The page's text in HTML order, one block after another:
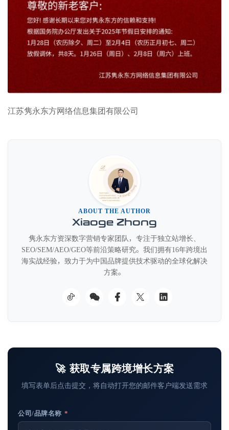
江苏隽永东方网络信息集团有限公司
ABOUT THE AUTHOR
Xiaoge Zhong
隽永东方资深数字营销专家团队，专注于独立站增长、
SEO/SEM/AEO/GEO等前沿策略研究。我们拥有16年跨境出
海实战经验，致力于为中国品牌提供技术驱动的全球化解决
方案。
🚀 获取专属跨境增长方案
填写表单后点击提交，将自动打开您的邮件客户端发送需求
公司/品牌名称 *